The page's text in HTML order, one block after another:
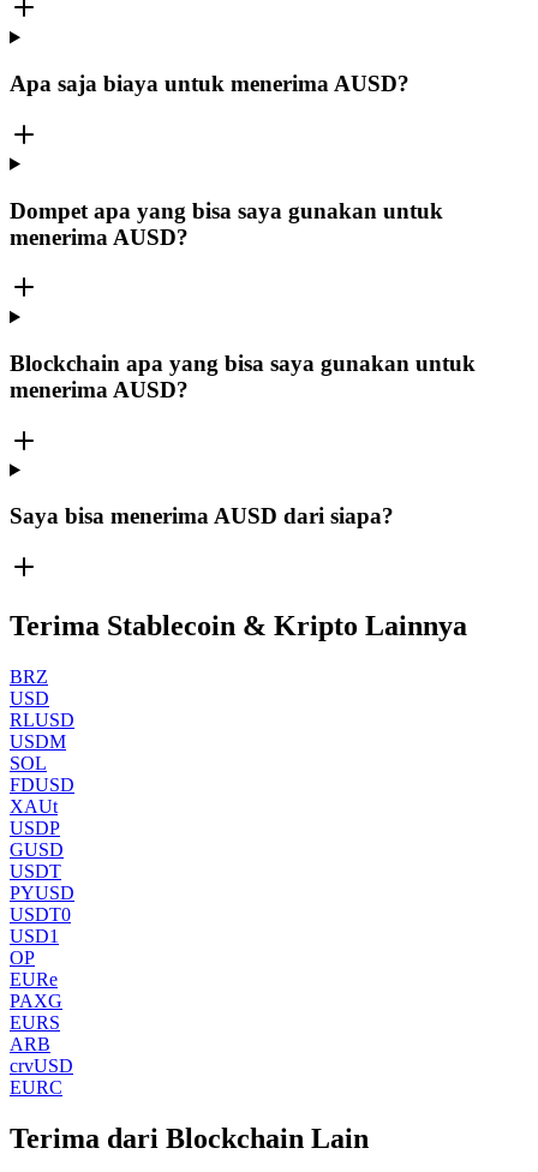
Apa saja biaya untuk menerima AUSD?
Dompet apa yang bisa saya gunakan untuk
menerima AUSD?
Blockchain apa yang bisa saya gunakan untuk
menerima AUSD?
Saya bisa menerima AUSD dari siapa?
Terima Stablecoin & Kripto Lainnya
BRZ
USD
RLUSD
USDM
SOL
FDUSD
XAUt
USDP
GUSD
USDT
PYUSD
USDT0
USD1
OP
EURe
PAXG
EURS
ARB
crvUSD
EURC
Terima dari Blockchain Lain